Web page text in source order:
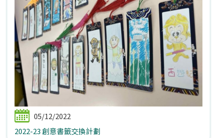
05/12/2022
2022-23 創意書籤交換計劃